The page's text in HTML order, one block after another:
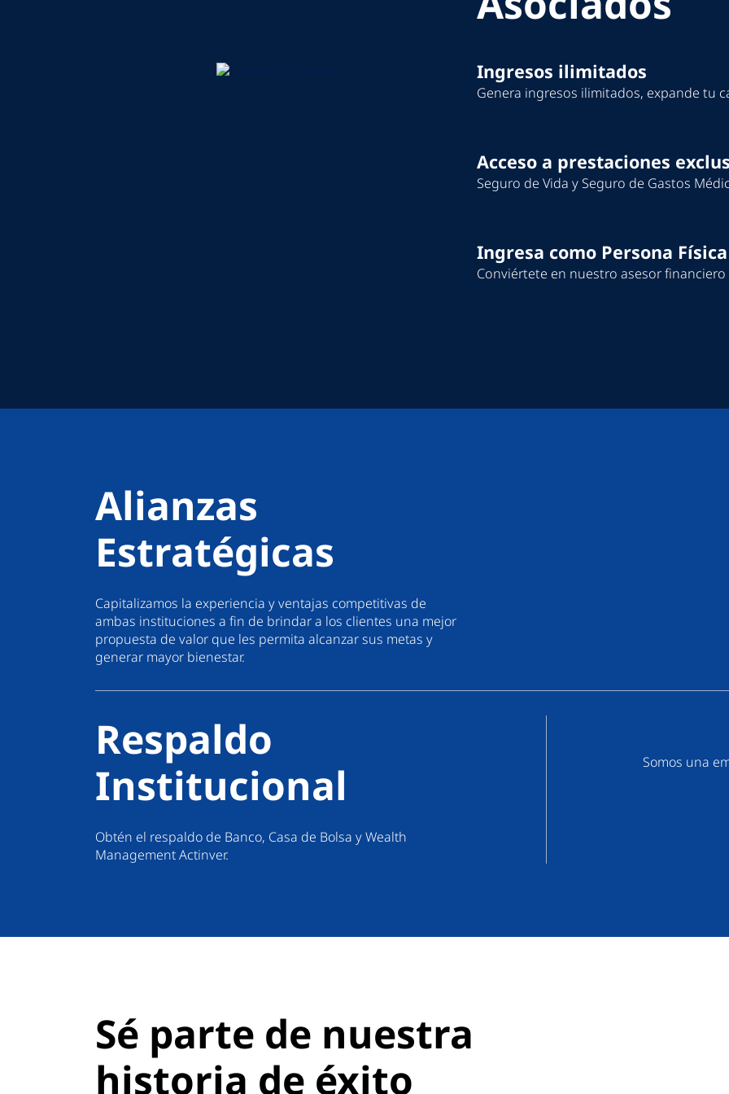
Ingresos ilimitados
Genera ingresos ilimitados, expande tu
Acceso a prestaciones
Seguro de Vida y Seguro de Gastos
Ingresa como Persona Física
Conviértete en nuestro asesor
Alianzas
Estratégicas
Capitalizamos la experiencia y ventajas competitivas de
ambas instituciones a fin de brindar a los clientes una mejor
propuesta de valor que les permita alcanzar sus metas y
generar mayor bienestar.
Respaldo
Institucional
Obtén el respaldo de Banco, Casa de Bolsa y Wealth
Management Actinver.
Somos una
Sé parte de nuestra
historia de éxito